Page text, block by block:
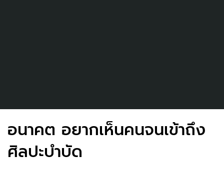
อนาคต อยากเห็นคนจนเข้าถึง
ศิลปะบำบัด